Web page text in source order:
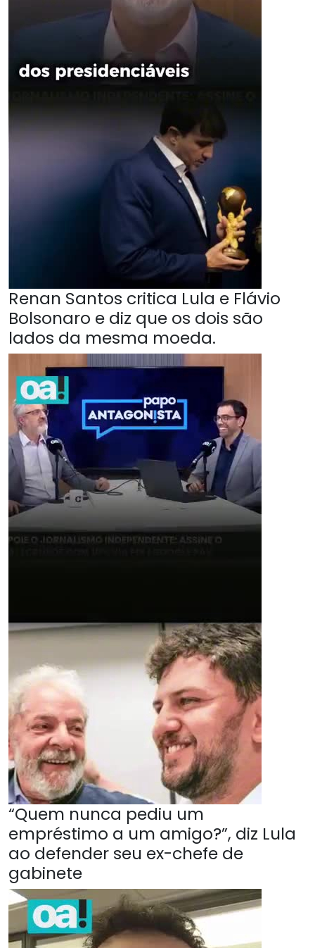
Renan Santos critica Lula e Flávio
Bolsonaro e diz que os dois são
lados da mesma moeda.
“Quem nunca pediu um
empréstimo a um amigo?”, diz Lula
ao defender seu ex-chefe de
gabinete